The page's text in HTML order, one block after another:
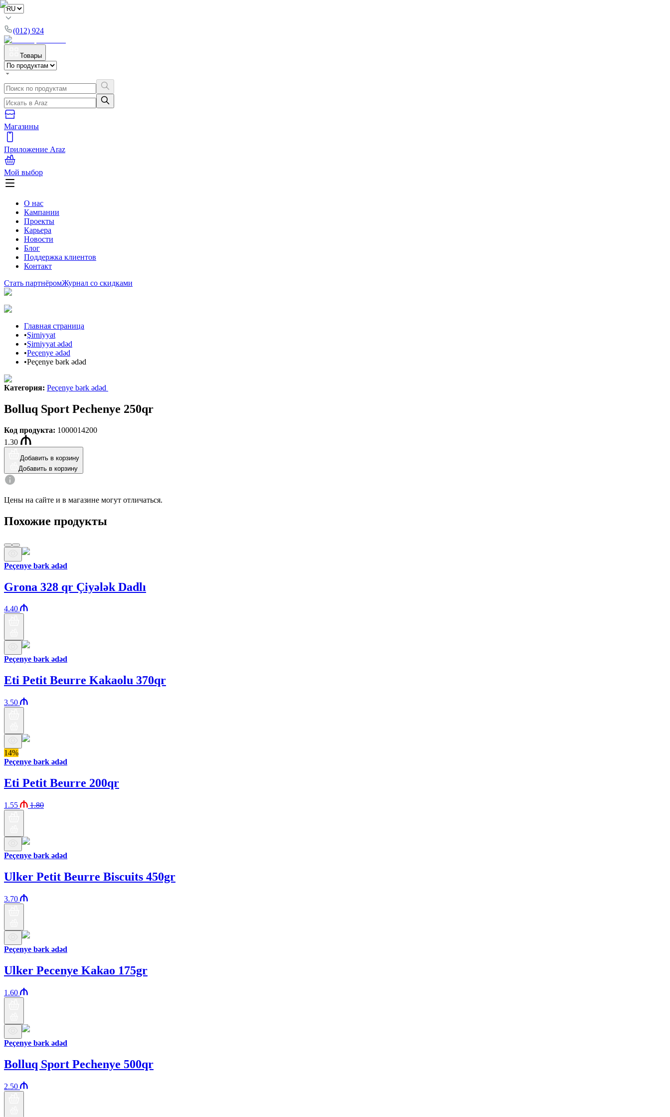
(012) 924
Товары
Магазины
Приложение Araz
Мой выбор
О нас
Кампании
Проекты
Карьера
Новости
Блог
Поддержка клиентов
Контакт
Стать партнёромЖурнал со скидками
Главная страница
•Şirniyyat
•Şirniyyat ədəd
•Peçenye ədəd
•Peçenye bərk ədəd
Категория: Peçenye bərk ədəd
Bolluq Sport Pechenye 250qr
Код продукта: 1000014200
1.30
Добавить в корзину
Добавить в корзину
Цены на сайте и в магазине могут отличаться.
Похожие продукты
Peçenye bərk ədəd
Grona 328 qr Çiyələk Dadlı
4.40
Peçenye bərk ədəd
Eti Petit Beurre Kakaolu 370qr
3.50
14%
Peçenye bərk ədəd
Eti Petit Beurre 200qr
1.55 1.80
Peçenye bərk ədəd
Ulker Petit Beurre Biscuits 450gr
3.70
Peçenye bərk ədəd
Ulker Pecenye Kakao 175gr
1.60
Peçenye bərk ədəd
Bolluq Sport Pechenye 500qr
2.50